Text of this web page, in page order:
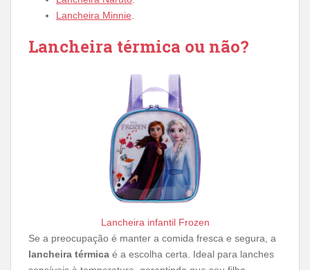
Lancheira Minnie
Lancheira térmica ou não?
Lancheira infantil Frozen
Se a preocupação é manter a comida fresca e segura, a
lancheira térmica é a escolha certa. Ideal para lanches